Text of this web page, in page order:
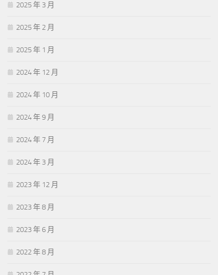
2025 年 3 月
2025 年 2 月
2025 年 1 月
2024 年 12 月
2024 年 10 月
2024 年 9 月
2024 年 7 月
2024 年 3 月
2023 年 12 月
2023 年 8 月
2023 年 6 月
2022 年 8 月